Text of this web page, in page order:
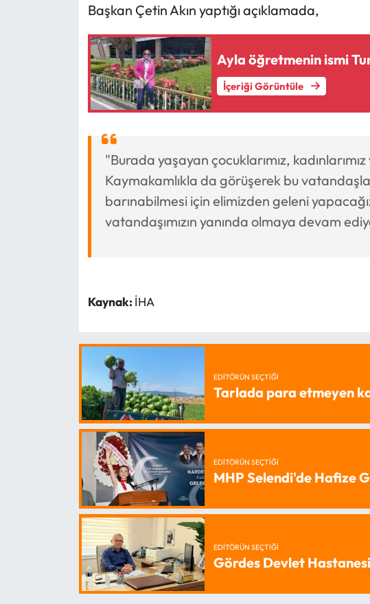
Başkan Çetin Akın yaptığı açıklamada,
Ayla öğretmenin ismi
İçeriği Görüntüle
"Burada yaşayan çocuklarımız,
Kaymakamlıkla da görüşerek bu
barınabilmesi için elimizden geleni
vatandaşımızın yanında olmaya devam
Kaynak: İHA
EDITÖRÜN SEÇTIĞI
Tarlada para etmeyen
EDITÖRÜN SEÇTIĞI
MHP Selendi'de Hafize
EDITÖRÜN SEÇTIĞI
Gördes Devlet